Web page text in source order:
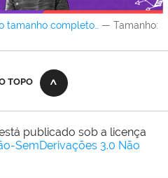
tamanho completo… — Tamanho:
TOPO
publicado sob a licença
SemDerivações 3.0 Não